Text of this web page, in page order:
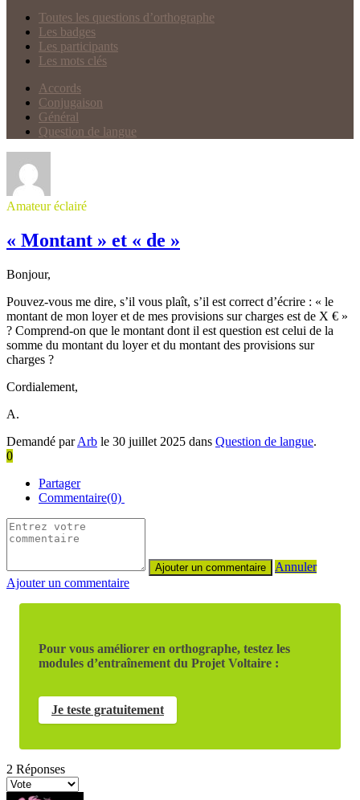
Toutes les questions d’orthographe
Les badges
Les participants
Les mots clés
Accords
Conjugaison
Général
Question de langue
Amateur éclairé
« Montant » et « de »
Bonjour,
Pouvez-vous me dire, s’il vous plaît, s’il est correct d’écrire : « le
montant de mon loyer et de mes provisions sur charges est de X € »
? Comprend-on que le montant dont il est question est celui de la
somme du montant du loyer et du montant des provisions sur
charges ?
Cordialement,
A.
Demandé parArb le 30 juillet 2025 dans Question de langue.
0
Partager
Commentaire(0)
Annuler
Ajouter un commentaire
Pour vous améliorer en orthographe, testez les
modules d’entraînement du Projet Voltaire :
Je teste gratuitement
2 Réponses